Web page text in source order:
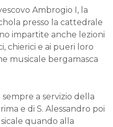
Ambrogio I, la
presso la cattedrale
impartite anche lezioni
chierici e ai pueri loro
musicale bergamasca
a servizio della
e di S. Alessandro poi
quando alla